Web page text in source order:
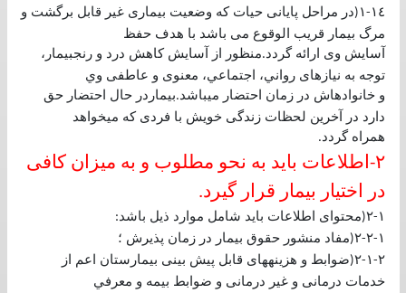
١٤ -١ (در مراحل پايانی حيات كه وضعيت بيماری غير قابل برگشت و
مرگ بيمار قريب الوقوع می باشد با هدف حفظ
آسايش وی ارائه گردد.منظور از آسايش كاهش درد و رنجبيمار،
توجه به نيازهای رواني، اجتماعي، معنوی و عاطفی وي
و خانوادهاش در زمان احتضار ميباشد.بيماردر حال احتضار حق
دارد در آخرين لحظات زندگی خويش با فردی كه ميخواهد
همراه گردد.
٢- اطلاعات بايد به نحو مطلوب و به ميزان كافی
در اختيار بيمار قرار گيرد.
١ -٢(محتوای اطلاعات بايد شامل موارد ذيل باشد:
١ -٢-٢(مفاد منشور حقوق بيمار در زمان پذيرش ؛
٢-١ -٢(ضوابط و هزينههای قابل پيش بينی بيمارستان اعم از
خدمات درمانی و غير درمانی و ضوابط بيمه و معرفي